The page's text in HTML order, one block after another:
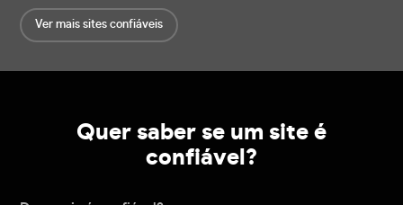
Ver mais sites confiáveis
Quer saber se um site é
confiável?